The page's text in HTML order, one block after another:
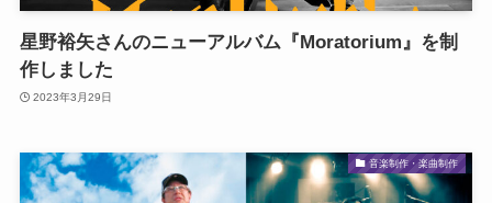
星野裕矢さんのニューアルバム『Moratorium』を制
作しました
2023年3月29日
音楽制作・楽曲制作